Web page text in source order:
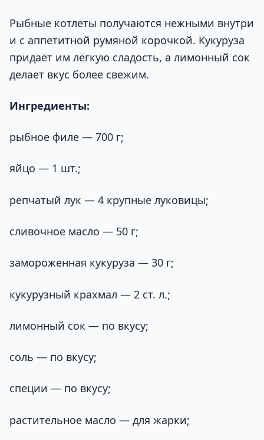
Рыбные котлеты получаются нежными внутри
и с аппетитной румяной корочкой. Кукуруза
придаёт им лёгкую сладость, а лимонный сок
делает вкус более свежим.
Ингредиенты:
рыбное филе — 700 г;
яйцо — 1 шт.;
репчатый лук — 4 крупные луковицы;
сливочное масло — 50 г;
замороженная кукуруза — 30 г;
кукурузный крахмал — 2 ст. л.;
лимонный сок — по вкусу;
соль — по вкусу;
специи — по вкусу;
растительное масло — для жарки;